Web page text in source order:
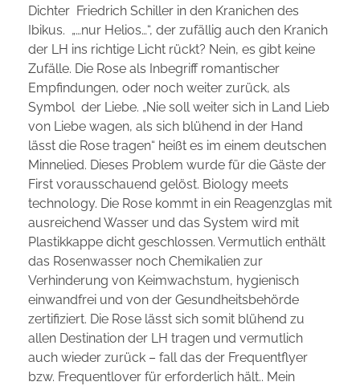
Dichter Friedrich Schiller in den Kranichen des
Ibikus. „…nur Helios…“, der zufällig auch den Kranich
der LH ins richtige Licht rückt? Nein, es gibt keine
Zufälle. Die Rose als Inbegriff romantischer
Empfindungen, oder noch weiter zurück, als
Symbol der Liebe. „Nie soll weiter sich in Land Lieb
von Liebe wagen, als sich blühend in der Hand
lässt die Rose tragen“ heißt es im einem deutschen
Minnelied. Dieses Problem wurde für die Gäste der
First vorausschauend gelöst. Biology meets
technology. Die Rose kommt in ein Reagenzglas mit
ausreichend Wasser und das System wird mit
Plastikkappe dicht geschlossen. Vermutlich enthält
das Rosenwasser noch Chemikalien zur
Verhinderung von Keimwachstum, hygienisch
einwandfrei und von der Gesundheitsbehörde
zertifiziert. Die Rose lässt sich somit blühend zu
allen Destination der LH tragen und vermutlich
auch wieder zurück – fall das der Frequentflyer
bzw. Frequentlover für erforderlich hält.. Mein